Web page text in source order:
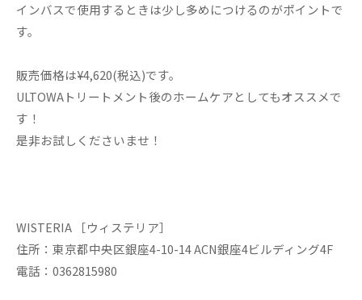
インバスで使用するときは少し多めにつけるのがポイントで
す。
販売価格は¥4,620(税込)です。
ULTOWAトリートメント後のホームケアとしてもオススメで
す！
是非お試しくださいませ！
WISTERIA ［ウィステリア］
住所：東京都中央区銀座4-10-14 ACN銀座4ビルディング4F
電話：0362815980